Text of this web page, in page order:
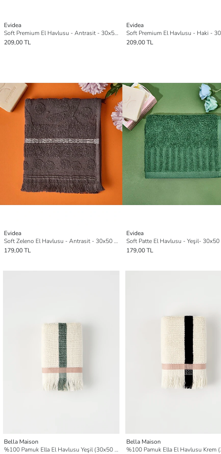
Evidea
Soft Premium El Havlusu - Antrasit - 30x50 cm
209,00 TL
Evidea
Soft Premium El Havlusu - Haki -
209,00 TL
Evidea
Soft Zeleno El Havlusu - Antrasit - 30x50 cm
179,00 TL
Evidea
Soft Patte El Havlusu - Yeşil- 30x50
179,00 TL
Bella Maison
%100 Pamuk Ella El Havlusu Yeşil (30x50 cm)
Bella Maison